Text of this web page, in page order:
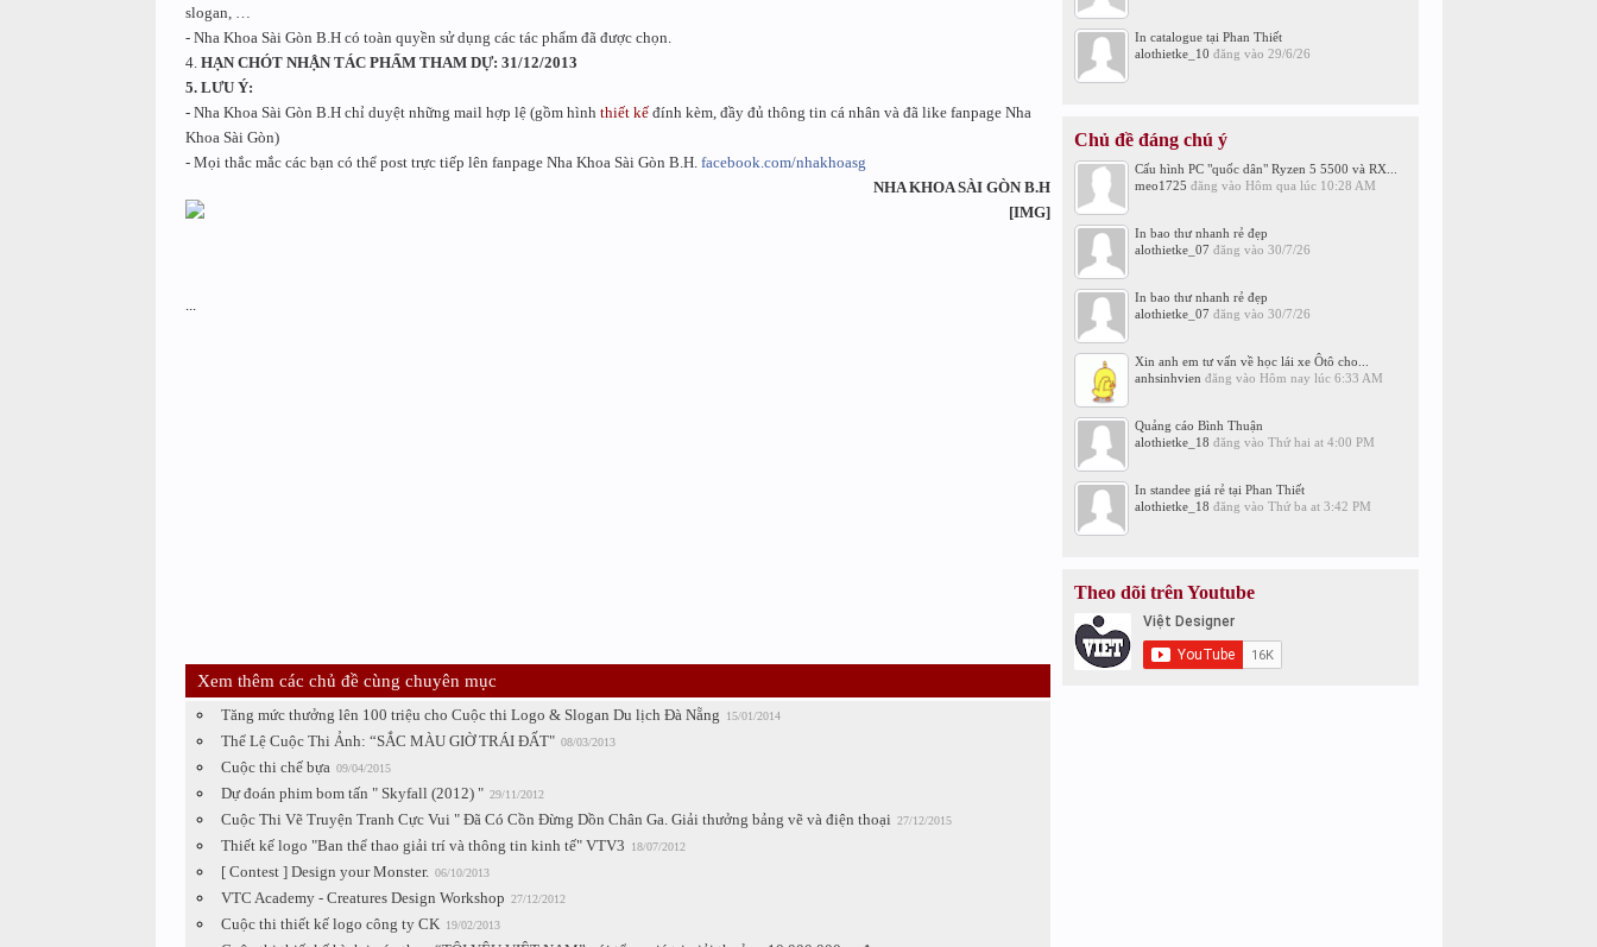
slogan, …
- Nha Khoa Sài Gòn B.H có toàn quyền sử dụng các tác phẩm đã được chọn.
4. HẠN CHÓT NHẬN TÁC PHẨM THAM DỰ: 31/12/2013
5. LƯU Ý:
- Nha Khoa Sài Gòn B.H chỉ duyệt những mail hợp lệ (gồm hình thiết kếđính kèm, đầy đủ thông tin cá nhân và đã like fanpage Nha
Khoa Sài Gòn)
- Mọi thắc mắc các bạn có thể post trực tiếp lên fanpage Nha Khoa Sài Gòn B.H. facebook.com/nhakhoasg
NHA KHOA SÀI GÒN B.H
...
Xem thêm các chủ đề cùng chuyên mục
Tăng mức thưởng lên 100 triệu cho Cuộc thi Logo & Slogan Du lịch Đà Nẵng 15/01/2014
Thể Lệ Cuộc Thi Ảnh: “SẮC MÀU GIỜ TRÁI ĐẤT" 08/03/2013
Cuộc thi chế bựa 09/04/2015
Dự đoán phim bom tấn " Skyfall (2012) " 29/11/2012
Cuộc Thi Vẽ Truyện Tranh Cực Vui " Đã Có Cồn Đừng Dồn Chân Ga. Giải thưởng bảng vẽ và điện thoại 27/12/2015
Thiết kế logo "Ban thể thao giải trí và thông tin kinh tế" VTV3 18/07/2012
[ Contest ] Design your Monster. 06/10/2013
VTC Academy - Creatures Design Workshop 27/12/2012
Cuộc thi thiết kế logo công ty CK 19/02/2013
In catalogue tại Phan Thiết
alothietke_10 đăng vào 29/6/26
Chủ đề đáng chú ý
Cấu hình PC "quốc dân" Ryzen 5 5500 và RX...
meo1725 đăng vào Hôm qua lúc 10:28 AM
In bao thư nhanh rẻ đẹp
alothietke_07 đăng vào 30/7/26
In bao thư nhanh rẻ đẹp
alothietke_07 đăng vào 30/7/26
Xin anh em tư vấn về học lái xe Ôtô cho...
anhsinhvien đăng vào Hôm nay lúc 6:33 AM
Quảng cáo Bình Thuận
alothietke_18 đăng vào Thứ hai at 4:00 PM
In standee giá rẻ tại Phan Thiết
alothietke_18 đăng vào Thứ ba at 3:42 PM
Theo dõi trên Youtube